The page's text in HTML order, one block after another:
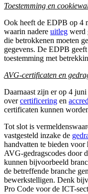
Toestemming en
Ook heeft de EDPB op 4
waarin nadere uitleg werd
die betrokkenen moeten
gegevens. De EDPB
toestemming met
AVG-certificaten en
Daarnaast zijn er op 4
overcertificering en
certificaten kunnen
Tot slot is
vastgesteld inzake de
handvatten te bieden
AVG-gedragscodes door
kunnen bijvoorbeeld
de betreffende branche
bewerkstelligen. Denk
Pro Code voor de ICT-